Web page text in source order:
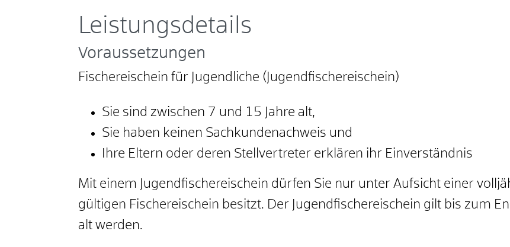
Leistungsdetails
Voraussetzungen
Fischereischein für Jugendliche (Jugendfischereischein)
Sie sind zwischen 7 und 15 Jahre alt,
Sie haben keinen Sachkundenachweis und
Ihre Eltern oder deren Stellvertreter erklären ihr Einverständnis
Mit einem Jugendfischereischein dürfen Sie nur unter Aufsicht einer
gültigen Fischereischein besitzt. Der Jugendfischereischein gilt bis zum
alt werden.